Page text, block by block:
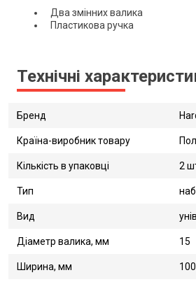
Два змінних валика
Пластикова ручка
Технічні
Бренд
Країна-виробник товару
Кількість в упаковці 2
Тип
Вид
Діаметр валика, мм 15
Ширина, мм 100